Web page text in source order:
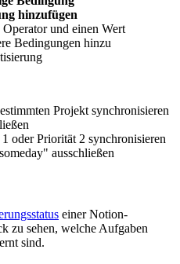
hinzufügen
und einen Wert
Bedingungen hinzu
Projekt synchronisieren
oder Priorität 2 synchronisieren
ausschließen
einer Notion-
zu sehen, welche Aufgaben
sind.